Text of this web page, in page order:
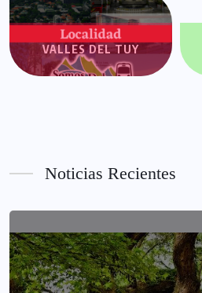
VALLES DEL TUY
Noticias Recientes